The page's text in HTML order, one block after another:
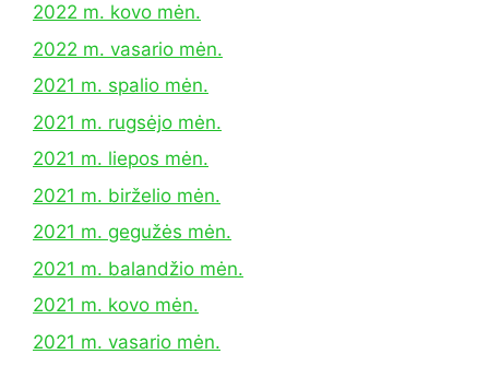
2022 m. kovo mėn.
2022 m. vasario mėn.
2021 m. spalio mėn.
2021 m. rugsėjo mėn.
2021 m. liepos mėn.
2021 m. birželio mėn.
2021 m. gegužės mėn.
2021 m. balandžio mėn.
2021 m. kovo mėn.
2021 m. vasario mėn.